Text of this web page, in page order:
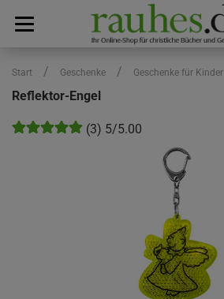
Start / Geschenke / Geschenke für Kinder
Reflektor-Engel
(3) 5/5.00